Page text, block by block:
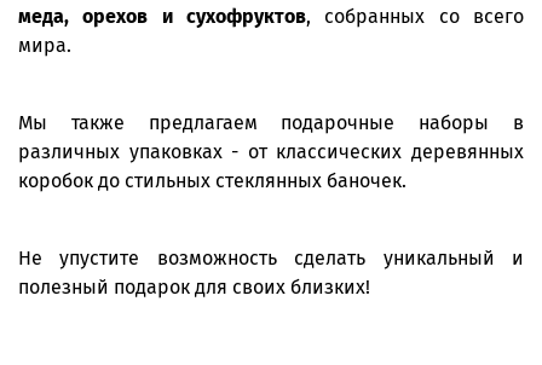
меда, орехов и сухофруктов, собранных со всего
мира.
Мы также предлагаем подарочные наборы в
различных упаковках - от классических деревянных
коробок до стильных стеклянных баночек.
Не упустите возможность сделать уникальный и
полезный подарок для своих близких!